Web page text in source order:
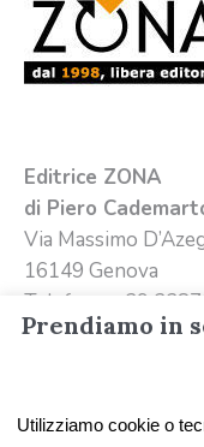
Editrice ZONA
di Piero
Via Massimo
16149 Genova
Telefono +39
Email
Prendiamo in
Utilizziamo cookie o